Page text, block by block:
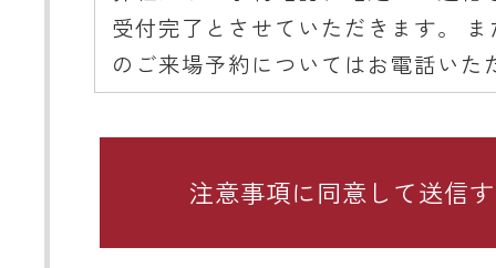
受付完了とさせていただきます。
のご来場予約についてはお電話いた
ようご協力をお願いいたします。
関するお願い
携帯メールのドメイン指定受信や、